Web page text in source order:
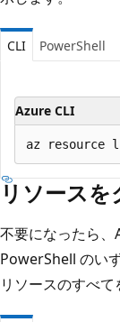
CLI PowerShell
Azure CLI
リソース
不要になったら
PowerShell のい
リソースのすべて